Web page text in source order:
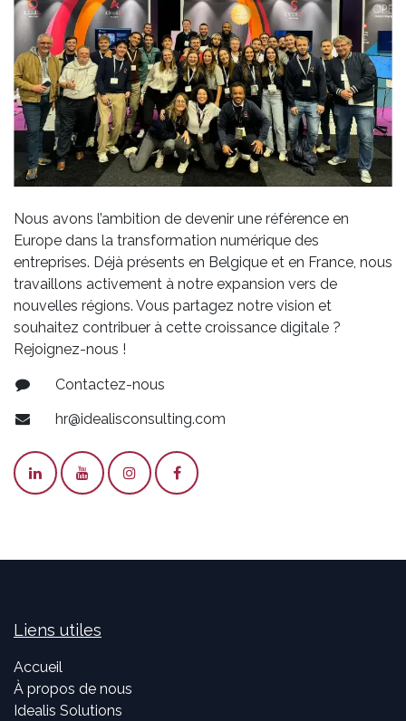
Nous avons l’ambition de devenir une référence en
Europe dans la transformation numérique des
entreprises. Déjà présents en Belgique et en France, nous
travaillons activement à notre expansion vers de
nouvelles régions. Vous partagez notre vision et
souhaitez contribuer à cette croissance digitale ?
Rejoignez-nous !
Contactez-nous
hr@idealisconsulting.com
Liens utiles
Accueil
À propos de nous
Idealis Solutions